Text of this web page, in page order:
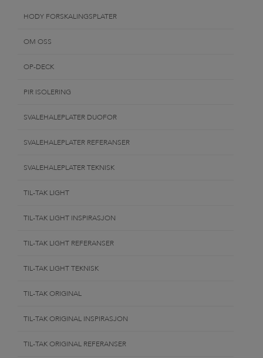
HODY FORSKALINGSPLATER
OM OSS
OP-DECK
PIR ISOLERING
SVALEHALEPLATER DUOFOR
SVALEHALEPLATER REFERANSER
SVALEHALEPLATER TEKNISK
TIL-TAK LIGHT
TIL-TAK LIGHT INSPIRASJON
TIL-TAK LIGHT REFERANSER
TIL-TAK LIGHT TEKNISK
TIL-TAK ORIGINAL
TIL-TAK ORIGINAL INSPIRASJON
TIL-TAK ORIGINAL REFERANSER